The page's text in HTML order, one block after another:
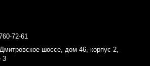
72-61
шоссе, дом 46, корпус 2,
3